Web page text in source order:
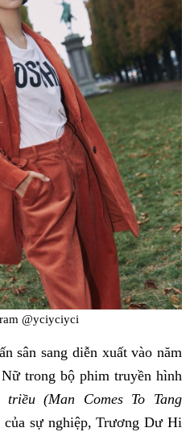
@yciyciyci
sân sang diễn xuất vào năm
trong bộ phim truyền hình
(Man Comes To Tang
của sự nghiệp, Trương Dư Hi